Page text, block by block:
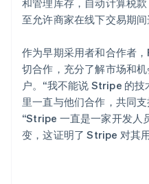
至允许商家在线下交易期间
作为早期采用者和合作者
切合作，充分了解市场和
户。“我不能说 Stripe 的
里一直与他们合作，共同
“Stripe 一直是一家开发人
变，这证明了 Stripe 对其